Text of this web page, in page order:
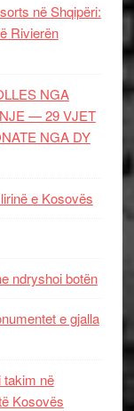
në Shqipëri:
Rivierën
NGA
— 29 VJET
NGA DY
e Kosovës
ndryshoi botën
e gjalla
takim në
Kosovës